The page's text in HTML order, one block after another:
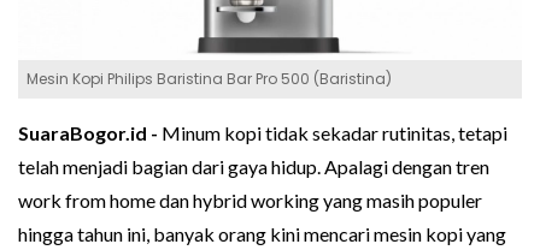
Mesin Kopi Philips Baristina Bar Pro 500 (Baristina)
SuaraBogor.id - Minum kopi tidak sekadar rutinitas, tetapi
telah menjadi bagian dari gaya hidup. Apalagi dengan tren
work from home dan hybrid working yang masih populer
hingga tahun ini, banyak orang kini mencari mesin kopi yang